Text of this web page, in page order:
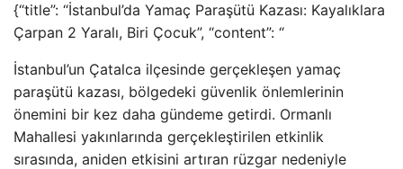
{“title”: “İstanbul’da Yamaç Paraşütü Kazası: Kayalıklara
Çarpan 2 Yaralı, Biri Çocuk”, “content”: “
İstanbul’un Çatalca ilçesinde gerçekleşen yamaç
paraşütü kazası, bölgedeki güvenlik önlemlerinin
önemini bir kez daha gündeme getirdi. Ormanlı
Mahallesi yakınlarında gerçekleştirilen etkinlik
sırasında, aniden etkisini artıran rüzgar nedeniyle